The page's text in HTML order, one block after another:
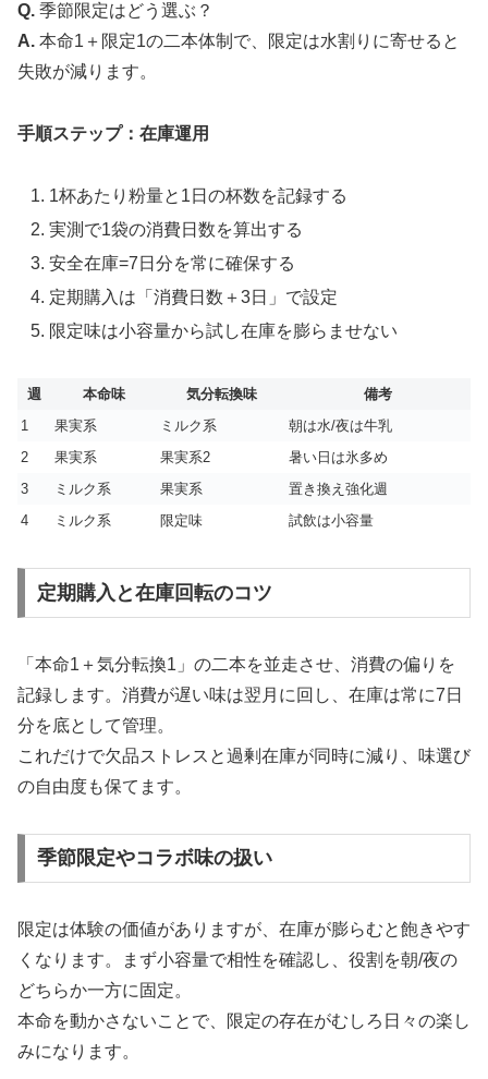
Q. 季節限定はどう選ぶ？
A. 本命1＋限定1の二本体制で、限定は水割りに寄せると
失敗が減ります。
手順ステップ：在庫運用
1杯あたり粉量と1日の杯数を記録する
実測で1袋の消費日数を算出する
安全在庫=7日分を常に確保する
定期購入は「消費日数＋3日」で設定
限定味は小容量から試し在庫を膨らませない
週 本命味 気分転換味
備考
1
果実系 ミルク系
朝は水/夜は牛乳
2
果実系 果実系2
暑い日は氷多め
3
ミルク系 果実系
置き換え強化週
4
ミルク系 限定味 試飲は小容量
定期購入と在庫回転のコツ
「本命1＋気分転換1」の二本を並走させ、消費の偏りを
記録します。消費が遅い味は翌月に回し、在庫は常に7日
分を底として管理。
これだけで欠品ストレスと過剰在庫が同時に減り、味選び
の自由度も保てます。
季節限定やコラボ味の扱い
限定は体験の価値がありますが、在庫が膨らむと飽きやす
くなります。まず小容量で相性を確認し、役割を朝/夜の
どちらか一方に固定。
本命を動かさないことで、限定の存在がむしろ日々の楽し
みになります。